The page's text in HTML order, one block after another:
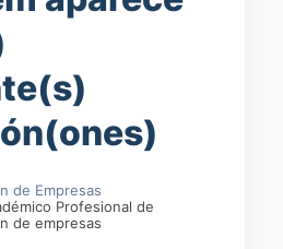
de Empresas
Profesional de
de empresas